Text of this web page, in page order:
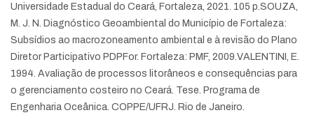
Universidade Estadual do Ceará, Fortaleza, 2021. 105 p. SOUZA,
M. J. N. Diagnóstico Geoambiental do Município de Fortaleza:
Subsídios ao macrozoneamento ambiental e à revisão do Plano
Diretor Participativo PDPFor. Fortaleza: PMF, 2009. VALENTINI, E.
1994. Avaliação de processos litorâneos e consequências para
o gerenciamento costeiro no Ceará. Tese. Programa de
Engenharia Oceânica. COPPE/UFRJ. Rio de Janeiro.